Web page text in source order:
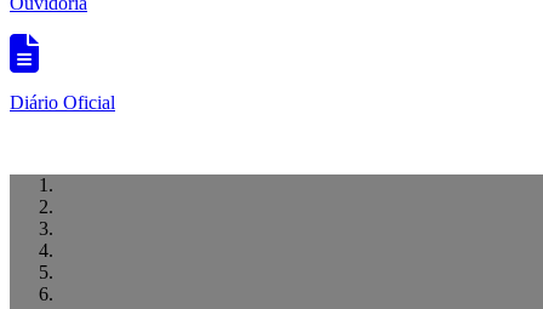
Diário Oficial